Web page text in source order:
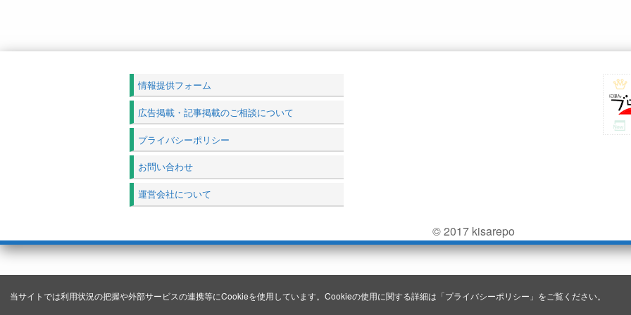
当サイトでは利用状況の把握や外部サービスの連携等にCookieを使用しています。Cookieの使用に関する詳細は「プライバシーポリシー 」をご覧ください。
情報提供フォーム
広告掲載・記事掲載のご相談について
プライバシーポリシー
お問い合わせ
運営会社について
© 2017 kisarepo